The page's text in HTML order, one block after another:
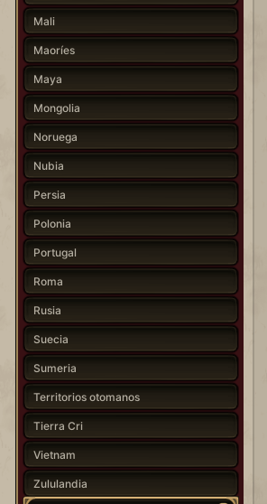
Mali
Maoríes
Maya
Mongolia
Noruega
Nubia
Persia
Polonia
Portugal
Roma
Rusia
Suecia
Sumeria
Territorios otomanos
Tierra Cri
Vietnam
Zululandia